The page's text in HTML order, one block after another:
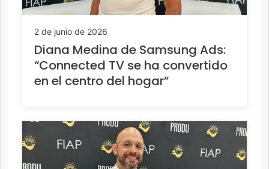
2 de junio de 2026
Diana Medina de Samsung Ads:
“Connected TV se ha convertido
en el centro del hogar”